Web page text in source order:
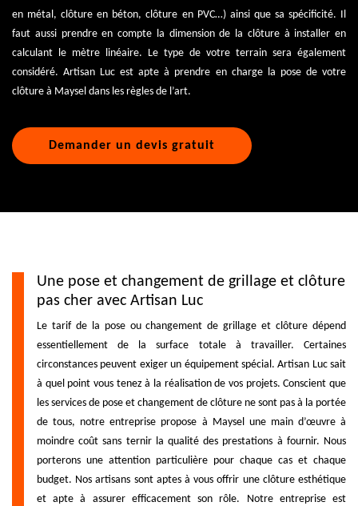
en métal, clôture en béton, clôture en PVC…) ainsi que sa spécificité. Il
faut aussi prendre en compte la dimension de la clôture à installer en
calculant le mètre linéaire. Le type de votre terrain sera également
considéré. Artisan Luc est apte à prendre en charge la pose de votre
clôture à Maysel dans les règles de l’art.
Demander un devis gratuit
Une pose et changement de grillage et clôture
pas cher avec Artisan Luc
Le tarif de la pose ou changement de grillage et clôture dépend
essentiellement de la surface totale à travailler. Certaines
circonstances peuvent exiger un équipement spécial. Artisan Luc sait
à quel point vous tenez à la réalisation de vos projets. Conscient que
les services de pose et changement de clôture ne sont pas à la portée
de tous, notre entreprise propose à Maysel une main d’œuvre à
moindre coût sans ternir la qualité des prestations à fournir. Nous
porterons une attention particulière pour chaque cas et chaque
budget. Nos artisans sont aptes à vous offrir une clôture esthétique
et apte à assurer efficacement son rôle. Notre entreprise est